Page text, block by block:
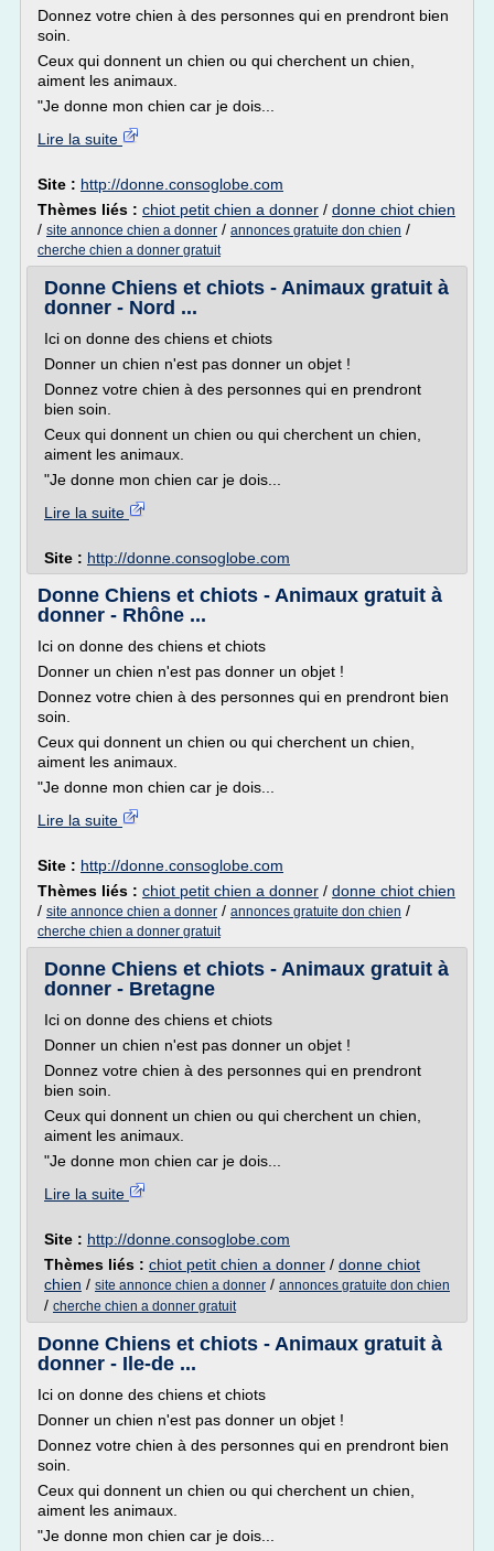
Donnez votre chien à des personnes qui en prendront bien
soin.
Ceux qui donnent un chien ou qui cherchent un chien,
aiment les animaux.
"Je donne mon chien car je dois...
Lire la suite
Site : http://donne.consoglobe.com
Thèmes liés : chiot petit chien a donner / donne chiot chien
/ site annonce chien a donner / annonces gratuite don chien /
cherche chien a donner gratuit
Donne Chiens et chiots - Animaux gratuit à
donner - Nord ...
Ici on donne des chiens et chiots
Donner un chien n'est pas donner un objet !
Donnez votre chien à des personnes qui en prendront
bien soin.
Ceux qui donnent un chien ou qui cherchent un chien,
aiment les animaux.
"Je donne mon chien car je dois...
Lire la suite
Site : http://donne.consoglobe.com
Donne Chiens et chiots - Animaux gratuit à
donner - Rhône ...
Ici on donne des chiens et chiots
Donner un chien n'est pas donner un objet !
Donnez votre chien à des personnes qui en prendront bien
soin.
Ceux qui donnent un chien ou qui cherchent un chien,
aiment les animaux.
"Je donne mon chien car je dois...
Lire la suite
Site : http://donne.consoglobe.com
Thèmes liés : chiot petit chien a donner / donne chiot chien
/ site annonce chien a donner / annonces gratuite don chien /
cherche chien a donner gratuit
Donne Chiens et chiots - Animaux gratuit à
donner - Bretagne
Ici on donne des chiens et chiots
Donner un chien n'est pas donner un objet !
Donnez votre chien à des personnes qui en prendront
bien soin.
Ceux qui donnent un chien ou qui cherchent un chien,
aiment les animaux.
"Je donne mon chien car je dois...
Lire la suite
Site : http://donne.consoglobe.com
Thèmes liés : chiot petit chien a donner / donne chiot
chien / site annonce chien a donner / annonces gratuite don chien
/ cherche chien a donner gratuit
Donne Chiens et chiots - Animaux gratuit à
donner - Ile-de ...
Ici on donne des chiens et chiots
Donner un chien n'est pas donner un objet !
Donnez votre chien à des personnes qui en prendront bien
soin.
Ceux qui donnent un chien ou qui cherchent un chien,
aiment les animaux.
"Je donne mon chien car je dois...